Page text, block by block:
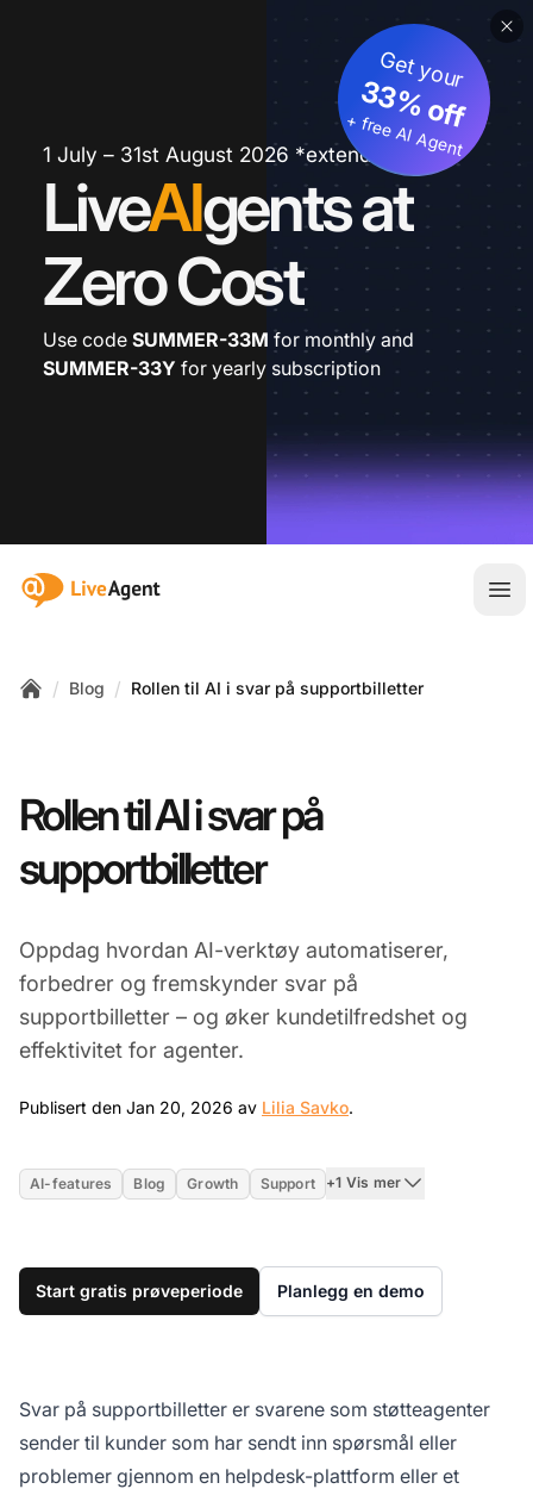
1 July – 31st August 2026 *extended
LiveAIgents at
Zero Cost
Get your
33% off
+ free AI Agent
Use code SUMMER-33M for monthly and
SUMMER-33Y for yearly subscription
:site.title
/ Blog / Rollen til AI i svar på supportbilletter
Rollen til AI i svar på
supportbilletter
Oppdag hvordan AI-verktøy automatiserer,
forbedrer og fremskynder svar på
supportbilletter – og øker kundetilfredshet og
effektivitet for agenter.
Publisert den Jan 20, 2026 av Lilia Savko.
AI-features Blog Growth Support +1 Vis mer
Start gratis prøveperiode Planlegg en demo
Svar på supportbilletter er svarene som støtteagenter
sender til kunder som har sendt inn spørsmål eller
problemer gjennom en helpdesk-plattform eller et